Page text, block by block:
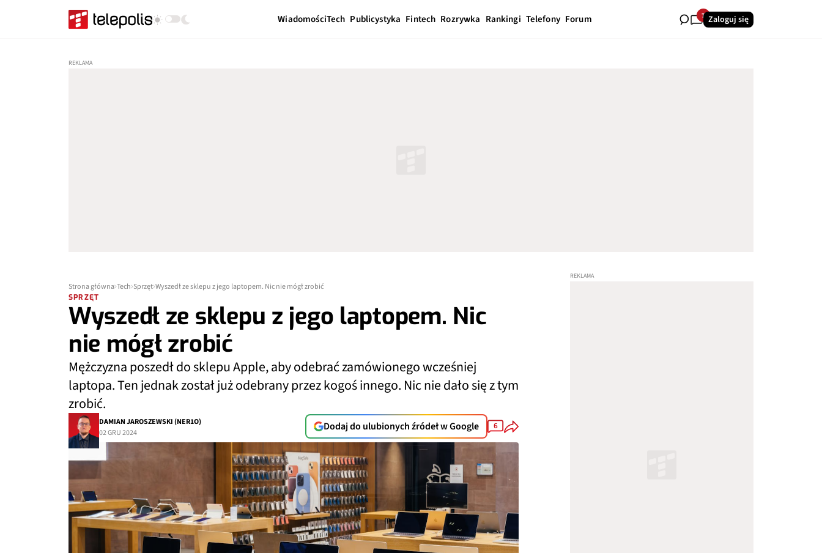
WiadomościTech Publicystyka Fintech Rozrywka Rankingi Telefony Forum 7 Zaloguj się
Strona główna Tech Sprzęt Wyszedł ze sklepu z jego laptopem. Nic nie mógł zrobić
SPRZĘT
Wyszedł ze sklepu z jego laptopem. Nic
nie mógł zrobić
Mężczyzna poszedł do sklepu Apple, aby odebrać zamówionego wcześniej
laptopa. Ten jednak został już odebrany przez kogoś innego. Nic nie dało się z tym
zrobić.
DAMIAN JAROSZEWSKI (NER1O)
02 GRU 2024
Dodaj do ulubionych źródeł w Google 6